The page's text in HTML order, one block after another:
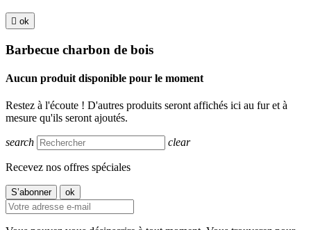
 ok
Barbecue charbon de bois
Aucun produit disponible pour le moment
Restez à l'écoute ! D'autres produits seront affichés ici au fur et à
mesure qu'ils seront ajoutés.
search clear
Recevez nos offres spéciales